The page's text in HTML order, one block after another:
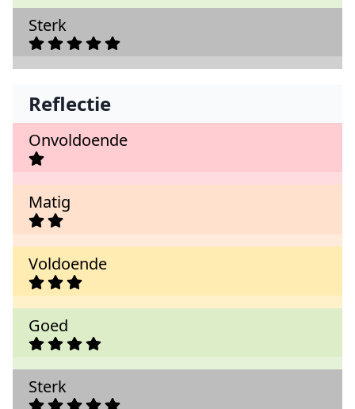
Sterk
Reflectie
Onvoldoende
Matig
Voldoende
Goed
Sterk